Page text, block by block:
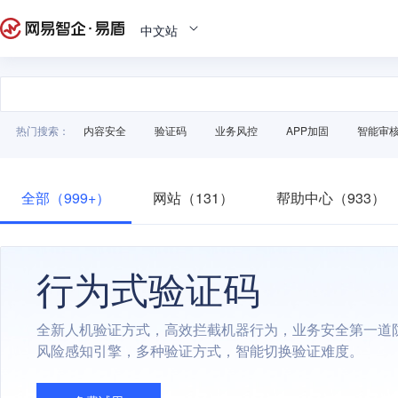
中文站
热门搜索： 内容安全 验证码 业务风控 APP加固 智能审
全部（999+） 网站（131） 帮助中心（933）
行为式验证码
全新人机验证方式，高效拦截机器行为，业务安全第一道
风险感知引擎，多种验证方式，智能切换验证难度。